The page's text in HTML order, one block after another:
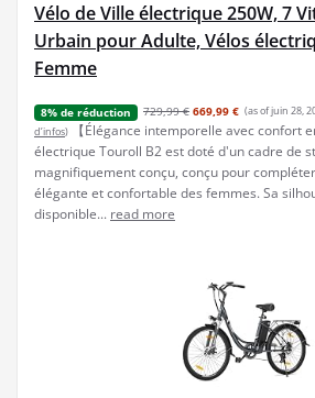
Vélo de Ville électrique 250W, 7
Urbain pour Adulte, Vélos
Femme
8% de réduction 729,99 € 669,99 € (as of juin 28,
d’infos)
【Élégance intemporelle avec confort
électrique Touroll B2 est doté d'un cadre de
magnifiquement conçu, conçu pour
élégante et confortable des femmes. Sa
disponible... read more